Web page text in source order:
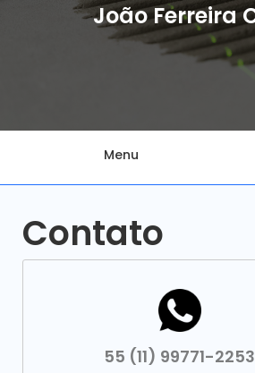
João Ferreira
Menu
Contato
55 (11) 99771-2253